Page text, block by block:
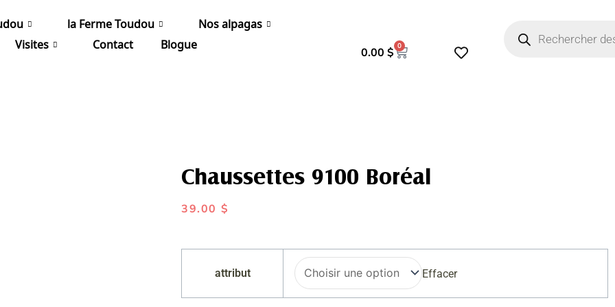
la Ferme Toudou
Nos alpagas
Visites
Contact Blogue
0.00 $ 0
Panier
produits
Chaussettes 9100 Boréal
39.00 $
attribut Effacer
9100